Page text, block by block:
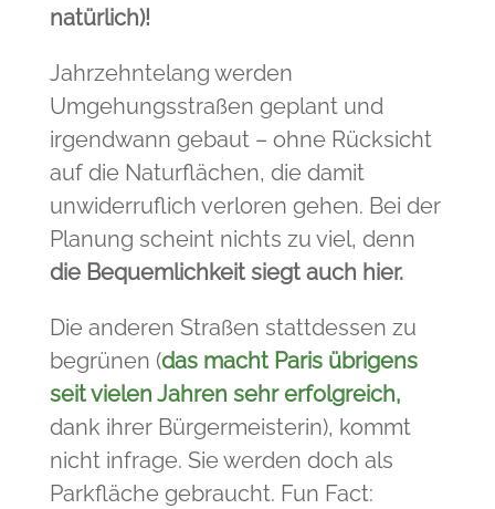
natürlich)!
Jahrzehntelang werden
Umgehungsstraßen geplant und
irgendwann gebaut – ohne Rücksicht
auf die Naturflächen, die damit
unwiderruflich verloren gehen. Bei der
Planung scheint nichts zu viel, denn
die Bequemlichkeit siegt auch hier.
Die anderen Straßen stattdessen zu
begrünen (das macht Paris übrigens
seit vielen Jahren sehr erfolgreich,
dank ihrer Bürgermeisterin), kommt
nicht infrage. Sie werden doch als
Parkfläche gebraucht. Fun Fact: